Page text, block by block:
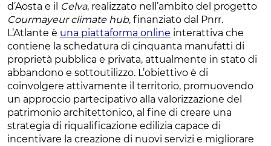
d’Aosta e il Celva, realizzato nell’ambito del progetto
Courmayeur climate hub, finanziato dal Pnrr.
L’Atlante è una piattaforma online interattiva che
contiene la schedatura di cinquanta manufatti di
proprietà pubblica e privata, attualmente in stato di
abbandono e sottoutilizzo. L’obiettivo è di
coinvolgere attivamente il territorio, promuovendo
un approccio partecipativo alla valorizzazione del
patrimonio architettonico, al fine di creare una
strategia di riqualificazione edilizia capace di
incentivare la creazione di nuovi servizi e migliorare